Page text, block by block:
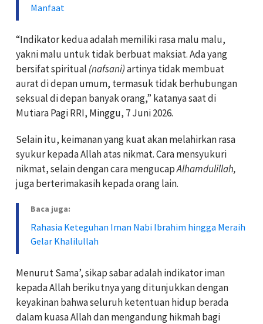
Manfaat
“Indikator kedua adalah memiliki rasa malu malu,
yakni malu untuk tidak berbuat maksiat. Ada yang
bersifat spiritual (nafsani)artinya tidak membuat
aurat di depan umum, termasuk tidak berhubungan
seksual di depan banyak orang,” katanya saat di
Mutiara Pagi RRI, Minggu, 7 Juni 2026.
Selain itu, keimanan yang kuat akan melahirkan rasa
syukur kepada Allah atas nikmat. Cara mensyukuri
nikmat, selain dengan cara mengucapAlhamdulillah,
juga berterimakasih kepada orang lain.
Baca juga:
Rahasia Keteguhan Iman Nabi Ibrahim hingga Meraih
Gelar Khalilullah
Menurut Sama’, sikap sabar adalah indikator iman
kepada Allah berikutnya yang ditunjukkan dengan
keyakinan bahwa seluruh ketentuan hidup berada
dalam kuasa Allah dan mengandung hikmah bagi